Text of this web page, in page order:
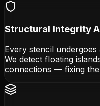
Structural Integrity
Every stencil
We detect floating
connections — fixing